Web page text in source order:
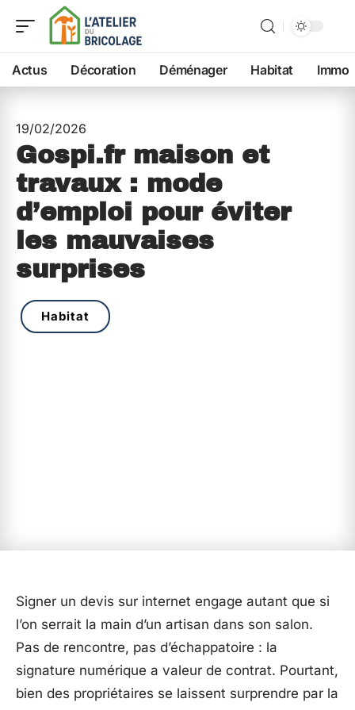
Actus Décoration Déménager Habitat Immo
19/02/2026
Gospi.fr maison et
travaux : mode
d’emploi pour éviter
les mauvaises
surprises
Habitat
Signer un devis sur internet engage autant que si
l’on serrait la main d’un artisan dans son salon.
Pas de rencontre, pas d’échappatoire : la
signature numérique a valeur de contrat. Pourtant,
bien des propriétaires se laissent surprendre par la